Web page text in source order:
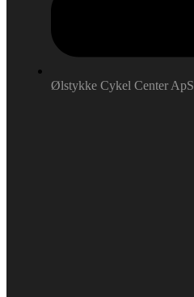
Ølstykke Cykel Center ApS